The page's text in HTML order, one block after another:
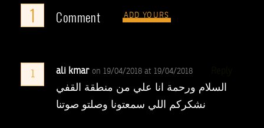
1 Comment ADD YOURS
1 ali kmar on 19/04/2018 at 19/04/2018
السلام ورحمة انا علي من منطقة القفي
نشكركم اللي سمعتونا وصلتو صوتنا